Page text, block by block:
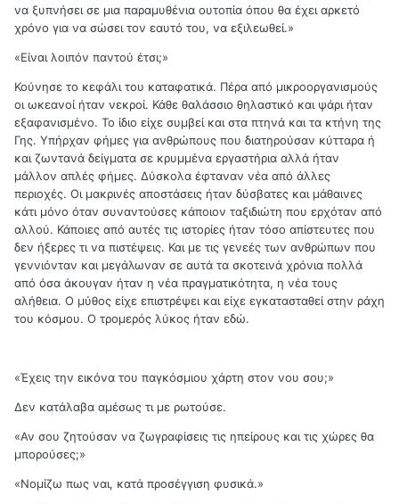
να ξυπνήσει σε μια παραμυθένια ουτοπία όπου θα έχει αρκετό
χρόνο για να σώσει τον εαυτό του, να εξιλεωθεί.»
«Είναι λοιπόν παντού έτσι;»
Κούνησε το κεφάλι του καταφατικά. Πέρα από μικροοργανισμούς
οι ωκεανοί ήταν νεκροί. Κάθε θαλάσσιο θηλαστικό και ψάρι ήταν
εξαφανισμένο. Το ίδιο είχε συμβεί και στα πτηνά και τα κτήνη της
Γης. Υπήρχαν φήμες για ανθρώπους που διατηρούσαν κύτταρα ή
και ζωντανά δείγματα σε κρυμμένα εργαστήρια αλλά ήταν
μάλλον απλές φήμες. Δύσκολα έφταναν νέα από άλλες
περιοχές. Οι μακρινές αποστάσεις ήταν δύσβατες και μάθαινες
κάτι μόνο όταν συναντούσες κάποιον ταξιδιώτη που ερχόταν από
αλλού. Κάποιες από αυτές τις ιστορίες ήταν τόσο απίστευτες που
δεν ήξερες τι να πιστέψεις. Και με τις γενεές των ανθρώπων που
γεννιόνταν και μεγάλωναν σε αυτά τα σκοτεινά χρόνια πολλά
από όσα άκουγαν ήταν η νέα πραγματικότητα, η νέα τους
αλήθεια. Ο μύθος είχε επιστρέψει και είχε εγκατασταθεί στην ράχη
του κόσμου. Ο τρομερός λύκος ήταν εδώ.
«Έχεις την εικόνα του παγκόσμιου χάρτη στον νου σου;»
Δεν κατάλαβα αμέσως τι με ρωτούσε.
«Αν σου ζητούσαν να ζωγραφίσεις τις ηπείρους και τις χώρες θα
μπορούσες;»
«Νομίζω πως ναι, κατά προσέγγιση φυσικά.»